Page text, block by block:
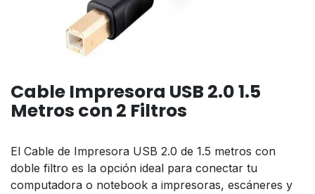
Cable Impresora USB 2.0 1.5
Metros con 2 Filtros
El Cable de Impresora USB 2.0 de 1.5 metros con
doble filtro es la opción ideal para conectar tu
computadora o notebook a impresoras, escáneres y